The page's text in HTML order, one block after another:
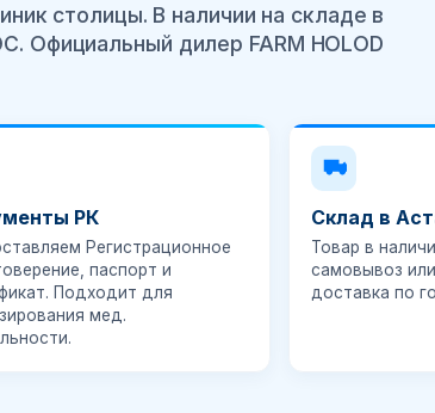
столицы. В наличии на складе в
Официальный дилер FARM HOLOD
РК
Регистрационное
паспорт и
Подходит для
мед.
Склад в
Товар в
самовывоз
доставка по